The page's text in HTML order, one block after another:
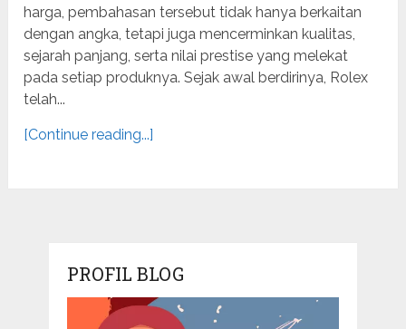
harga, pembahasan tersebut tidak hanya berkaitan
dengan angka, tetapi juga mencerminkan kualitas,
sejarah panjang, serta nilai prestise yang melekat
pada setiap produknya. Sejak awal berdirinya, Rolex
telah...
[Continue reading...]
PROFIL BLOG